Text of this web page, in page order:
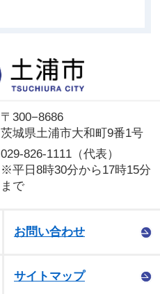
〒300−8686
茨城県土浦市大和町9番1号
029-826-1111（代表）
※平日8時30分から17時15分
まで
お問い合わせ
サイトマップ